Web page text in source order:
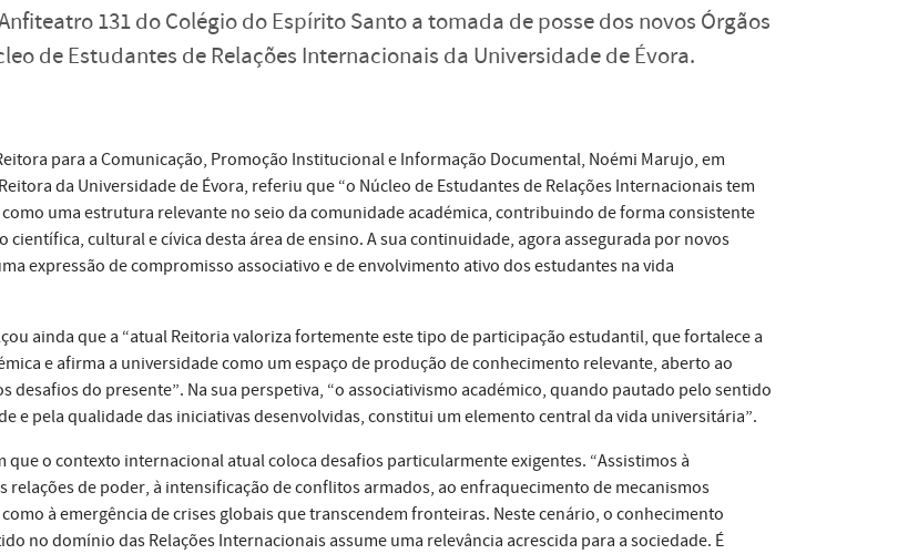
131 do Colégio do Espírito Santo a tomada de posse dos novos Órgãos
de Estudantes de Relações Internacionais da Universidade de Évora.
para a Comunicação, Promoção Institucional e Informação Documental, Noémi Marujo, em
da Universidade de Évora, referiu que “o Núcleo de Estudantes de Relações Internacionais tem
uma estrutura relevante no seio da comunidade académica, contribuindo de forma consistente
científica, cultural e cívica desta área de ensino. A sua continuidade, agora assegurada por novos
expressão de compromisso associativo e de envolvimento ativo dos estudantes na vida
ainda que a “atual Reitoria valoriza fortemente este tipo de participação estudantil, que fortalece a
e afirma a universidade como um espaço de produção de conhecimento relevante, aberto ao
desafios do presente”. Na sua perspetiva, “o associativismo académico, quando pautado pelo sentido
e pela qualidade das iniciativas desenvolvidas, constitui um elemento central da vida universitária”.
que o contexto internacional atual coloca desafios particularmente exigentes. “Assistimos à
relações de poder, à intensificação de conflitos armados, ao enfraquecimento de mecanismos
à emergência de crises globais que transcendem fronteiras. Neste cenário, o conhecimento
no domínio das Relações Internacionais assume uma relevância acrescida para a sociedade. É